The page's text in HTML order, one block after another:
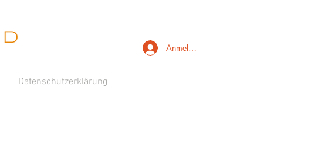
Datenschutzerklärung
Anmelden